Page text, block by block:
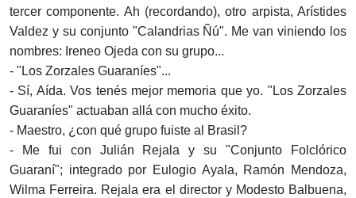
tercer componente. Ah (recordando), otro arpista, Arístides
Valdez y su conjunto "Calandrias Ñú". Me van viniendo los
nombres: Ireneo Ojeda con su grupo...
- "Los Zorzales Guaraníes"...
- Sí, Aída. Vos tenés mejor memoria que yo. "Los Zorzales
Guaraníes" actuaban allá con mucho éxito.
- Maestro, ¿con qué grupo fuiste al Brasil?
- Me fui con Julián Rejala y su "Conjunto Folclórico
Guaraní"; integrado por Eulogio Ayala, Ramón Mendoza,
Wilma Ferreira. Rejala era el director y Modesto Balbuena,